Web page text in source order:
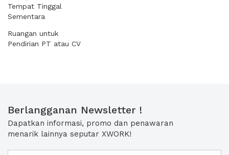
Tempat Tinggal
Sementara
Ruangan untuk
Pendirian PT atau CV
Berlangganan Newsletter !
Dapatkan informasi, promo dan penawaran
menarik lainnya seputar XWORK!